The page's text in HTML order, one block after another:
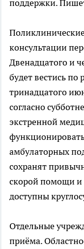
поддержки.
консультации
Двенадцатого и
будет вестись по
тринадцатого
согласно
экстренной
амбулаторных
сохранят
скорой помощи и
доступны
Отдельные
приёма.